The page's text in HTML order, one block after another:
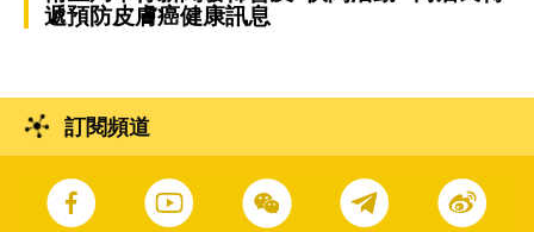
遞預防皮膚癌健康訊息
訂閱頻道